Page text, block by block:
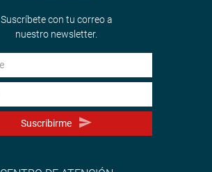
Suscríbete con tu correo a
nuestro newsletter.
Suscribirme